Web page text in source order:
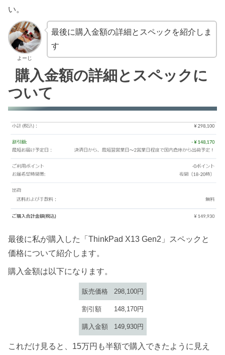
い。
よーじ
最後に購入金額の詳細とスペックを紹介しま
す
購入金額の詳細とスペックに
ついて
最後に私が購入した「ThinkPad X13 Gen2」スペックと
価格について紹介します。
購入金額は以下になります。
販売価格 298,100円
割引額 148,170円
購入金額 149,930円
これだけ見ると、15万円も半額で購入できたように見え